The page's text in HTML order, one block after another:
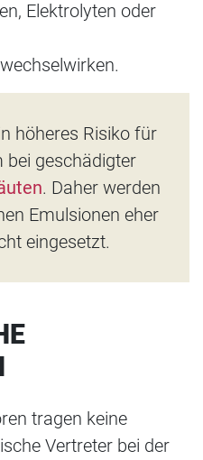
Elektrolyten oder
wechselwirken.
höheres Risiko für
bei geschädigter
. Daher werden
Emulsionen eher
eingesetzt.
tragen keine
Vertreter bei der